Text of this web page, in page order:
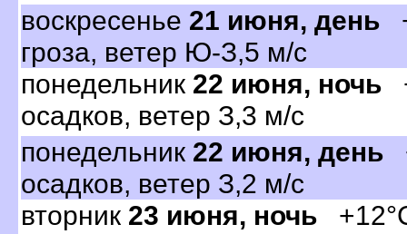
оскресенье 21 июня, день
роза, ветер Ю-З,5 м/с
понедельник 22 июня, ночь
осадков, ветер З,3 м/с
понедельник 22 июня, день
осадков, ветер З,2 м/с
торник 23 июня, ночь